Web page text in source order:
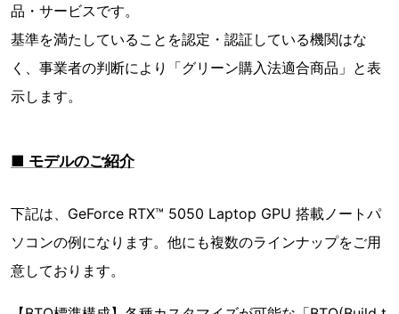
品・サービスです。
基準を満たしていることを認定・認証している機関はな
く、事業者の判断により「グリーン購入法適合商品」と表
示します。
■ モデルのご紹介
下記は、GeForce RTX™ 5050 Laptop GPU 搭載ノートパ
ソコンの例になります。他にも複数のラインナップをご用
意しております。